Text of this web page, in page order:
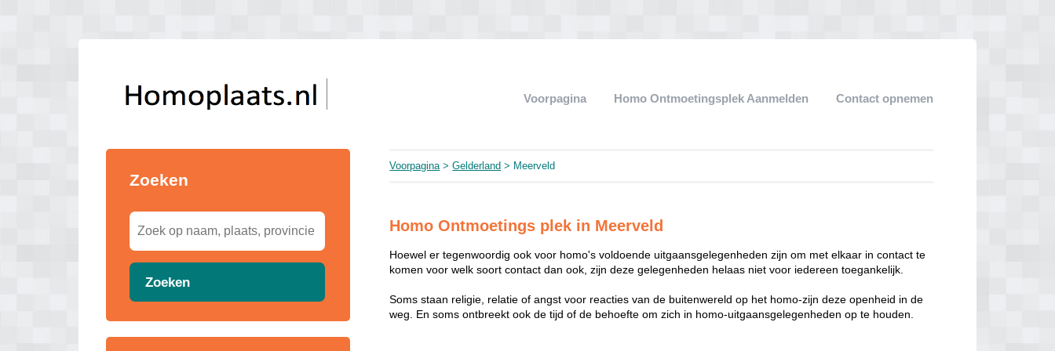
Voorpagina Homo Ontmoetingsplek Aanmelden Contact opnemen
Zoeken
Zoeken
Voorpagina>Gelderland > Meerveld
Homo Ontmoetings plek in Meerveld
Hoewel er tegenwoordig ook voor homo's voldoende uitgaansgelegenheden zijn om met elkaar in contact te
komen voor welk soort contact dan ook, zijn deze gelegenheden helaas niet voor iedereen toegankelijk.
Soms staan religie, relatie of angst voor reacties van de buitenwereld op het homo-zijn deze openheid in de
weg. En soms ontbreekt ook de tijd of de behoefte om zich in homo-uitgaansgelegenheden op te houden.